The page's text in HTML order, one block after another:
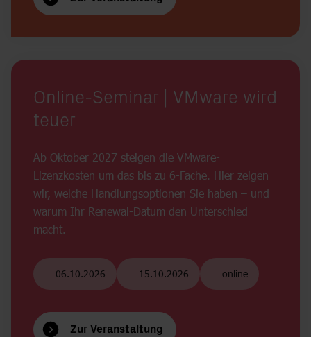
Online-Seminar | VMware wird
teuer
Ab Oktober 2027 steigen die VMware-
Lizenzkosten um das bis zu 6-Fache. Hier zeigen
wir, welche Handlungsoptionen Sie haben – und
warum Ihr Renewal-Datum den Unterschied
macht.
06.10.2026 15.10.2026 online
Zur Veranstaltung